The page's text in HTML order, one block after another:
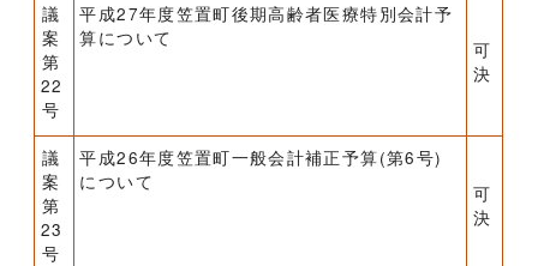
議
案
第
22
号
平成27年度笠置町後期高齢者医療特別会計予
算について
可
決
議
案
第
23
号
平成26年度笠置町一般会計補正予算(第6号)
について
可
決